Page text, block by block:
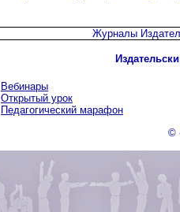
Журналы
Вебинары
Открытый урок
Педагогический марафон
©